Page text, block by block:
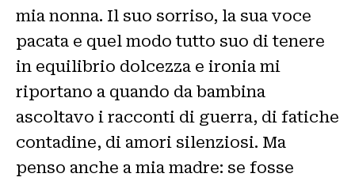
mia nonna. Il suo sorriso, la sua voce
pacata e quel modo tutto suo di tenere
in equilibrio dolcezza e ironia mi
riportano a quando da bambina
ascoltavo i racconti di guerra, di fatiche
contadine, di amori silenziosi. Ma
penso anche a mia madre: se fosse